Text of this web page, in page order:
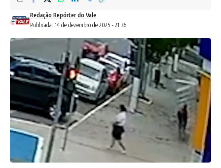
Publicada: 14 de dezembro de 2025 - 21:36
Redação Repórter do Vale